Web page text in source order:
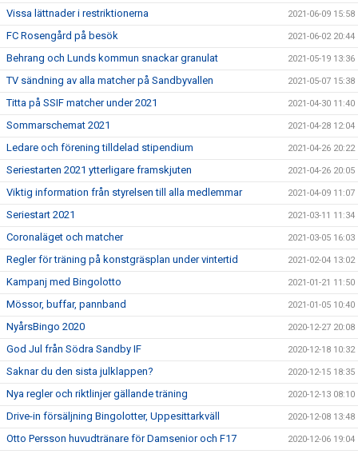
Vissa lättnader i restriktionerna 2021-06-09 15:58
FC Rosengård på besök 2021-06-02 20:44
Behrang och Lunds kommun snackar granulat 2021-05-19 13:36
TV sändning av alla matcher på Sandbyvallen 2021-05-07 15:38
Titta på SSIF matcher under 2021 2021-04-30 11:40
Sommarschemat 2021 2021-04-28 12:04
Ledare och förening tilldelad stipendium 2021-04-26 20:22
Seriestarten 2021 ytterligare framskjuten 2021-04-26 20:05
Viktig information från styrelsen till alla medlemmar 2021-04-09 11:07
Seriestart 2021 2021-03-11 11:34
Coronaläget och matcher 2021-03-05 16:03
Regler för träning på konstgräsplan under vintertid 2021-02-04 13:02
Kampanj med Bingolotto 2021-01-21 11:50
Mössor, buffar, pannband 2021-01-05 10:40
NyårsBingo 2020 2020-12-27 20:08
God Jul från Södra Sandby IF 2020-12-18 10:32
Saknar du den sista julklappen? 2020-12-15 18:35
Nya regler och riktlinjer gällande träning 2020-12-13 08:10
Drive-in försäljning Bingolotter, Uppesittarkväll 2020-12-08 13:48
Otto Persson huvudtränare för Damsenior och F17 2020-12-06 19:04